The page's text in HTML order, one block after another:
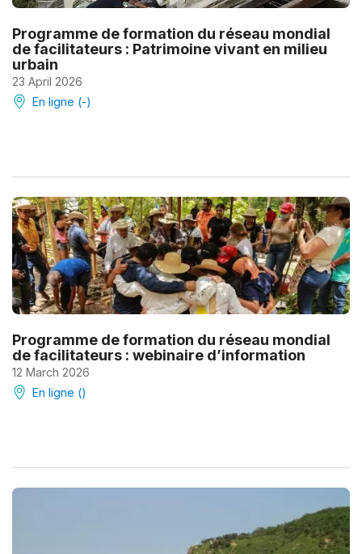
Programme de formation du réseau mondial
de facilitateurs : Patrimoine vivant en milieu
urbain
23 April 2026
En ligne (-)
Programme de formation du réseau mondial
de facilitateurs : webinaire d’information
12 March 2026
En ligne ()